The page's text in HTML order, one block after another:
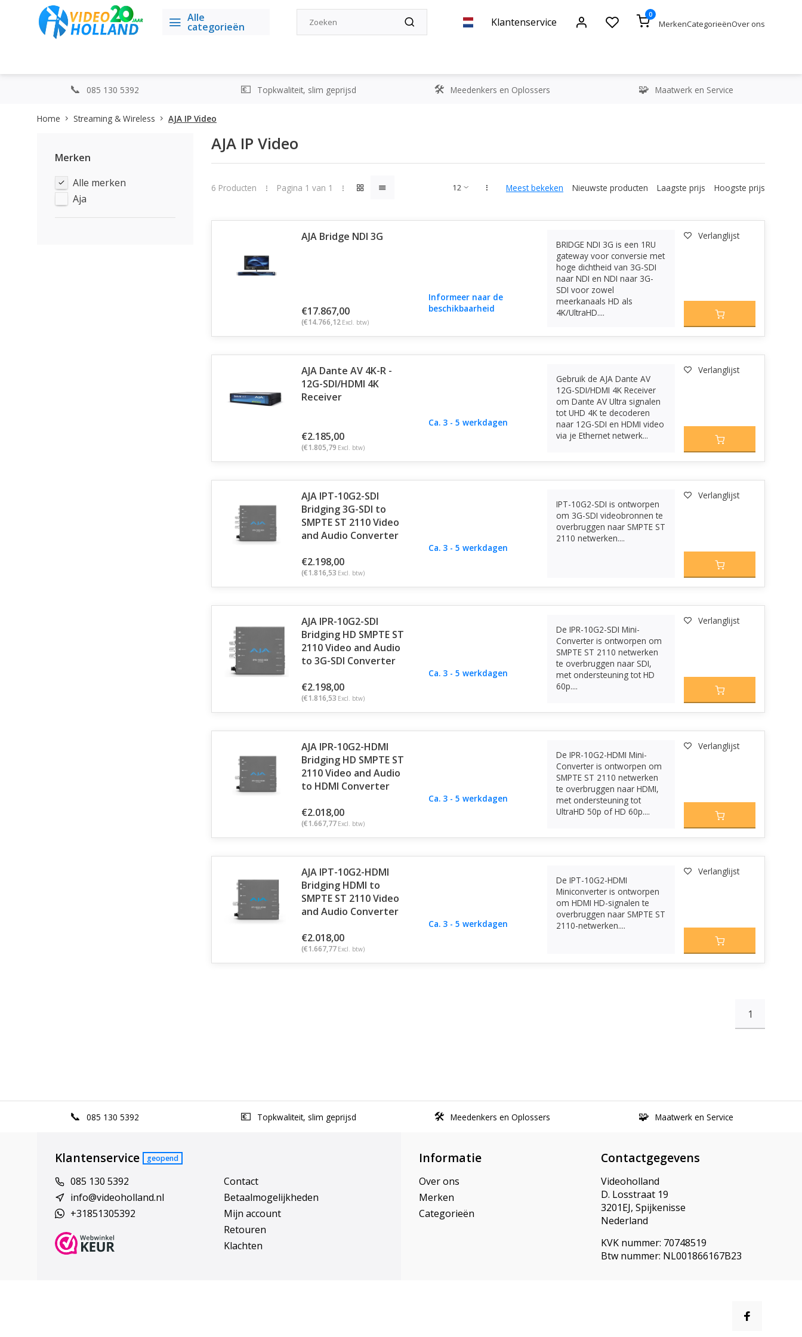
Alle
categorieën Klantenservice
0
MerkenCategorieënOver ons
085 130 5392 Topkwaliteit, slim geprijsd Meedenkers en Oplossers Maatwerk en Service
Home Streaming & Wireless AJA IP Video
Merken
Alle merken
Aja
AJA IP Video
6 Producten Pagina 1 van 1 Meest bekeken Nieuwste producten Laagste prijs Hoogste prijs
AJA Bridge NDI 3G
€17.867,00
(€14.766,12 Excl. btw)
Informeer naar de
beschikbaarheid
BRIDGE NDI 3G is een 1RU
gateway voor conversie met
hoge dichtheid van 3G-SDI
naar NDI en NDI naar 3G-
SDI voor zowel
meerkanaals HD als
4K/UltraHD....
Verlanglijst
AJA Dante AV 4K-R -
12G-SDI/HDMI 4K
Receiver
€2.185,00
(€1.805,79 Excl. btw)
Ca. 3 - 5 werkdagen
Gebruik de AJA Dante AV
12G-SDI/HDMI 4K Receiver
om Dante AV Ultra signalen
tot UHD 4K te decoderen
naar 12G-SDI en HDMI video
via je Ethernet netwerk...
Verlanglijst
AJA IPT-10G2-SDI
Bridging 3G-SDI to
SMPTE ST 2110 Video
and Audio Converter
€2.198,00
(€1.816,53 Excl. btw)
Ca. 3 - 5 werkdagen
IPT-10G2-SDI is ontworpen
om 3G-SDI videobronnen te
overbruggen naar SMPTE ST
2110 netwerken....
Verlanglijst
AJA IPR-10G2-SDI
Bridging HD SMPTE ST
2110 Video and Audio
to 3G-SDI Converter
€2.198,00
(€1.816,53 Excl. btw)
Ca. 3 - 5 werkdagen
De IPR-10G2-SDI Mini-
Converter is ontworpen om
SMPTE ST 2110 netwerken
te overbruggen naar SDI,
met ondersteuning tot HD
60p....
Verlanglijst
AJA IPR-10G2-HDMI
Bridging HD SMPTE ST
2110 Video and Audio
to HDMI Converter
€2.018,00
(€1.667,77 Excl. btw)
Ca. 3 - 5 werkdagen
De IPR-10G2-HDMI Mini-
Converter is ontworpen om
SMPTE ST 2110 netwerken
te overbruggen naar HDMI,
met ondersteuning tot
UltraHD 50p of HD 60p....
Verlanglijst
AJA IPT-10G2-HDMI
Bridging HDMI to
SMPTE ST 2110 Video
and Audio Converter
€2.018,00
(€1.667,77 Excl. btw)
Ca. 3 - 5 werkdagen
De IPT-10G2-HDMI
Miniconverter is ontworpen
om HDMI HD-signalen te
overbruggen naar SMPTE ST
2110-netwerken....
Verlanglijst
1
085 130 5392 Topkwaliteit, slim geprijsd Meedenkers en Oplossers Maatwerk en Service
Klantenservice geopend
085 130 5392
info@videoholland.nl
+31851305392
Contact
Betaalmogelijkheden
Mijn account
Retouren
Klachten
Informatie
Over ons
Merken
Categorieën
Contactgegevens
Videoholland
D. Losstraat 19
3201EJ, Spijkenisse
Nederland
KVK nummer: 70748519
Btw nummer: NL001866167B23